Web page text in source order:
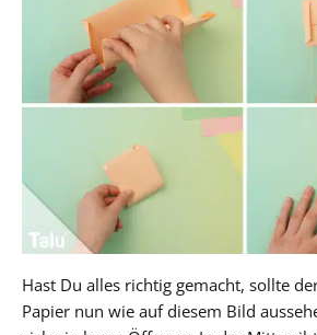
Hast Du alles richtig gemacht, sollte
Papier nun wie auf diesem Bild